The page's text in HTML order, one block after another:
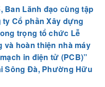
Ban Lãnh đạo cùng tập
Cổ phần Xây dựng
trọng tổ chức Lễ
hoàn thiện nhà máy
in điện tử (PCB)”
Sông Đà, Phường Hữu